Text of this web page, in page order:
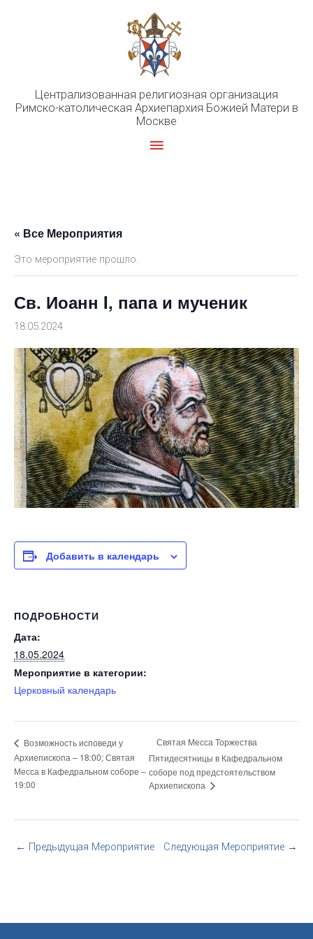
Централизованная религиозная организация
Римско-католическая Архиепархия Божией Матери в
Москве
Главное
« Все Мероприятия
Это мероприятие прошло.
Св. Иоанн I, папа и мученик
18.05.2024
Добавить в календарь
ПОДРОБНОСТИ
Дата:
18.05.2024
Мероприятие в категории:
Церковный календарь
Возможность исповеди у
Архиепископа – 18:00; Святая
Месса в Кафедральном соборе –
19:00
Святая Месса Торжества
Пятидесятницы в Кафедральном
соборе под предстоятельством
Архиепископа
← Предыдущая Мероприятие Следующая Мероприятие →